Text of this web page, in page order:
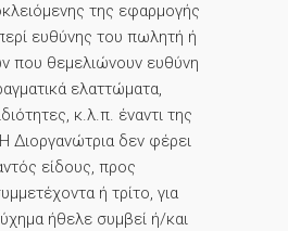
της εφαρμογής
ευθύνης του πωλητή ή
που θεμελιώνουν ευθύνη
ελαττώματα,
κ.λ.π. έναντι της
Διοργανώτρια δεν φέρει
είδους, προς
ή τρίτο, για
ήθελε συμβεί ή/και